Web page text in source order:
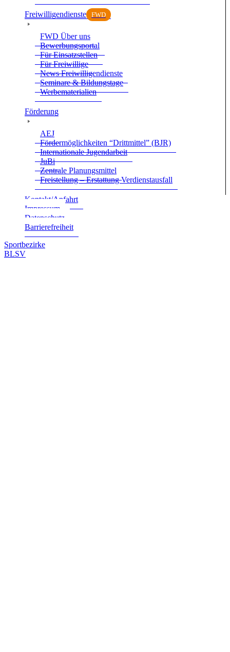
Frei­wil­li­gen­dienste FWD
FWD Über uns
Bewer­bungs­por­tal
Für Ein­satz­stel­len
Für Frei­wil­lige
News Frei­wil­li­gen­dienste
Semi­nare & Bil­dungs­tage
Wer­be­ma­te­ria­lien
För­de­rung
AEJ
För­der­mög­lich­kei­ten “Dritt­mit­tel” (BJR)
Inter­na­tio­nale Jugend­ar­beit
JuBi
Zen­trale Pla­nungs­mit­tel
Frei­stel­lung – Erstat­tung Ver­dienst­aus­fall
Kontakt/Anfahrt
Impres­sum
Daten­schutz
Bar­rie­re­frei­heit
Sportbezirke
BLSV